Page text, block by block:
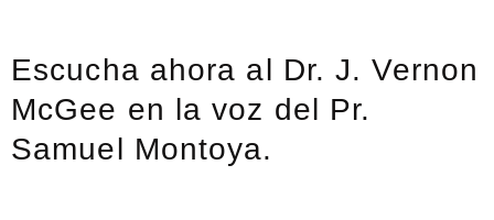
Escucha ahora al Dr. J. Vernon
McGee en la voz del Pr.
Samuel Montoya.